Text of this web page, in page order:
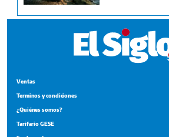
Ventas
Terminos y condiciones
¿Quiénes somos?
Tarifario GESE